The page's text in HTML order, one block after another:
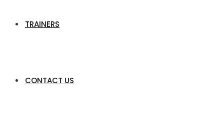
TRAINERS
CONTACT US